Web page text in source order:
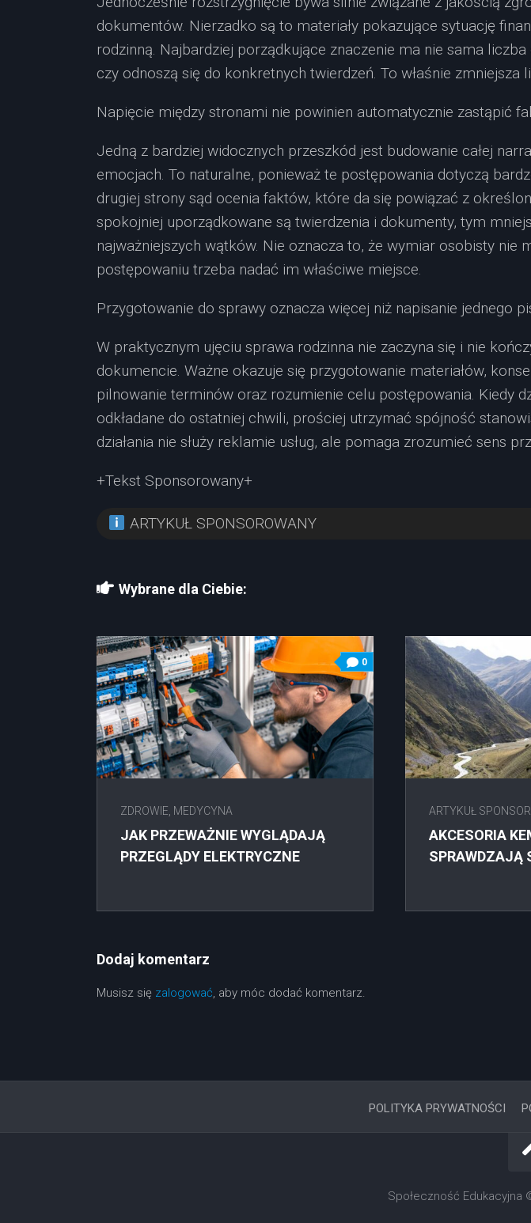
dokumentów. Nierzadko są to materiały pokazujące sytuację
rodzinną. Najbardziej porządkujące znaczenie ma nie sama
czy odnoszą się do konkretnych twierdzeń. To właśnie zmniejsza
Napięcie między stronami nie powinien automatycznie zastąpić
Jedną z bardziej widocznych przeszkód jest budowanie całej
emocjach. To naturalne, ponieważ te postępowania dotyczą
drugiej strony sąd ocenia faktów, które da się powiązać z
spokojniej uporządkowane są twierdzenia i dokumenty, tym
najważniejszych wątków. Nie oznacza to, że wymiar osobisty nie
postępowaniu trzeba nadać im właściwe miejsce.
Przygotowanie do sprawy oznacza więcej niż napisanie jednego
W praktycznym ujęciu sprawa rodzinna nie zaczyna się i nie
dokumencie. Ważne okazuje się przygotowanie materiałów,
pilnowanie terminów oraz rozumienie celu postępowania. Kiedy
odkładane do ostatniej chwili, prościej utrzymać spójność
działania nie służy reklamie usług, ale pomaga zrozumieć sens
+Tekst Sponsorowany+
ARTYKUŁ SPONSOROWANY
Wybrane dla Ciebie:
0
ZDROWIE, MEDYCYNA
JAK PRZEWAŻNIE WYGLĄDAJĄ
PRZEGLĄDY ELEKTRYCZNE
ARTYKUŁ
AKCESORIA
SPRAWDZAJĄ
Dodaj komentarz
Musisz się zalogować, aby móc dodać komentarz.
POLITYKA PRYWATNOŚCI
Społeczność Edukacyjna